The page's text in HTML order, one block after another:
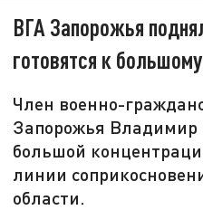
ВГА Запорожья
готовятся к
Член военно-
Запорожья Владимир
большой
линии
области.